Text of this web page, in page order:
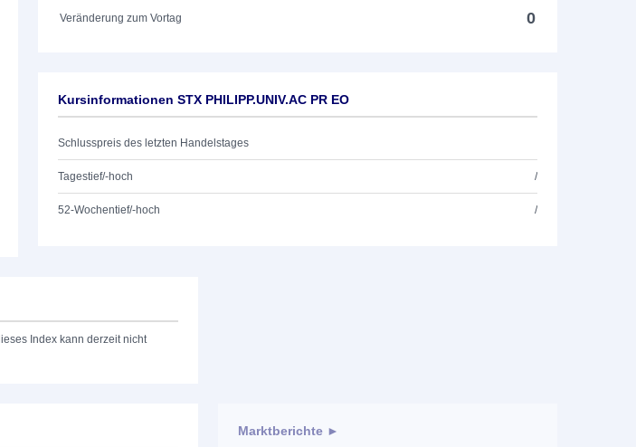
Veränderung zum Vortag 0
Kursinformationen STX PHILIPP.UNIV.AC PR EO
Schlusspreis des letzten Handelstages
Tagestief/-hoch /
52-Wochentief/-hoch /
Index kann derzeit nicht
Marktberichte ►